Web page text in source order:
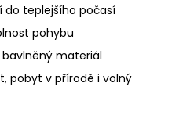
do teplejšího počasí
pohybu
materiál
pobyt v přírodě i volný